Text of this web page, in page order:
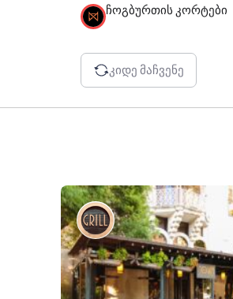
ჩოგბურთის კორტები
კიდე მაჩვენე